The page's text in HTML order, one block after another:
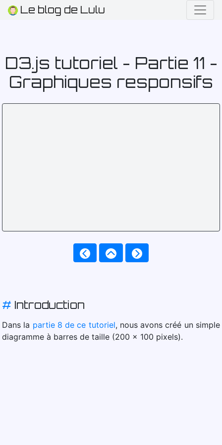
Le blog de Lulu
D3.js tutoriel - Partie 11 -
Graphiques responsifs
# Introduction
Dans la partie 8 de ce tutoriel, nous avons créé un simple
diagramme à barres de taille (200 x 100 pixels).